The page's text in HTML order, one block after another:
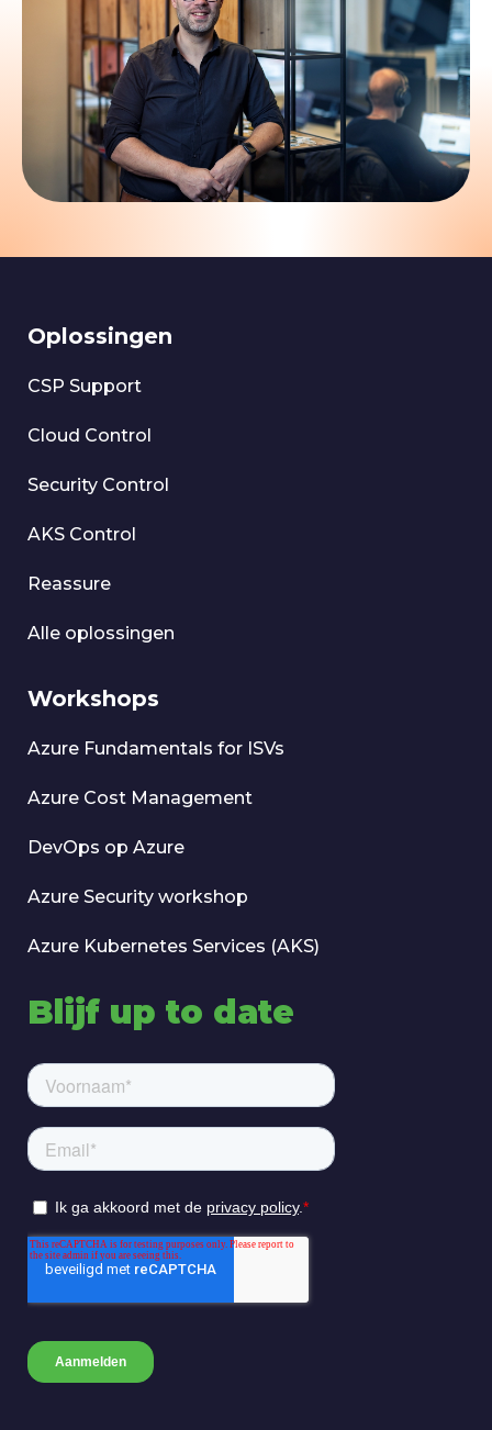
Oplossingen
CSP Support
Cloud Control
Security Control
AKS Control
Reassure
Alle oplossingen
Workshops
Azure Fundamentals for ISVs
Azure Cost Management
DevOps op Azure
Azure Security workshop
Azure Kubernetes Services (AKS)
Blijf up to date